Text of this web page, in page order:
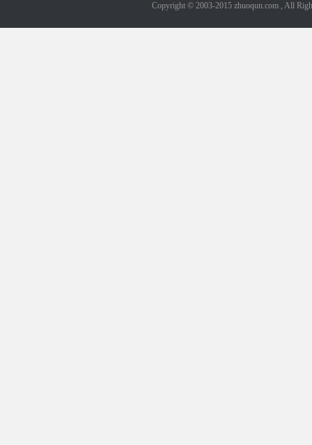
Copyright © 2003-2015 zhuoqun.com , All